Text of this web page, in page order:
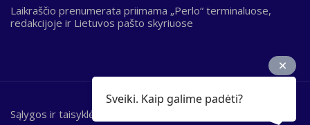
Laikraščio prenumerata priimama „Perlo“ terminaluose,
redakcijoje ir Lietuvos pašto skyriuose
Bottom
Sąlygos ir taisyklės
Sveiki. Kaip galime padėti?